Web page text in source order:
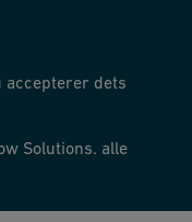
accepterer dets
Solutions. alle